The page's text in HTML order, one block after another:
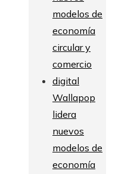
Wallapop
lidera
nuevos
modelos de
economía